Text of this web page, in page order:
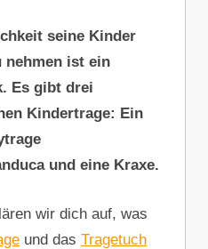
seine Kinder
nehmen ist ein
Es gibt drei
Kindertrage: Ein
und eine Kraxe.
wir dich auf, was
und das Tragetuch